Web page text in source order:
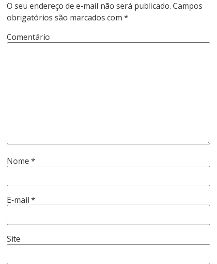
O seu endereço de e-mail não será publicado. Campos
obrigatórios são marcados com*
Comentário
Nome*
E-mail*
Site